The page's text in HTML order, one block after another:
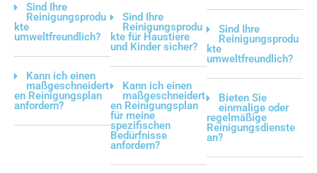
Sind Ihre
Reinigungsprodu
kte
umweltfreundlich?
Kann ich einen
maßgeschneidert
en Reinigungsplan
anfordern?
Sind Ihre
Reinigungsprodu
kte für Haustiere
und Kinder sicher?
Kann ich einen
maßgeschneidert
en Reinigungsplan
für meine
spezifischen
Bedürfnisse
anfordern?
Sind Ihre
Reinigungsprodu
kte
umweltfreundlich?
Bieten Sie
einmalige oder
regelmäßige
Reinigungsdienste
an?